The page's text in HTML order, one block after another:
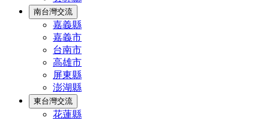
南台灣交流
嘉義縣
嘉義市
台南市
高雄市
屏東縣
澎湖縣
東台灣交流
花蓮縣